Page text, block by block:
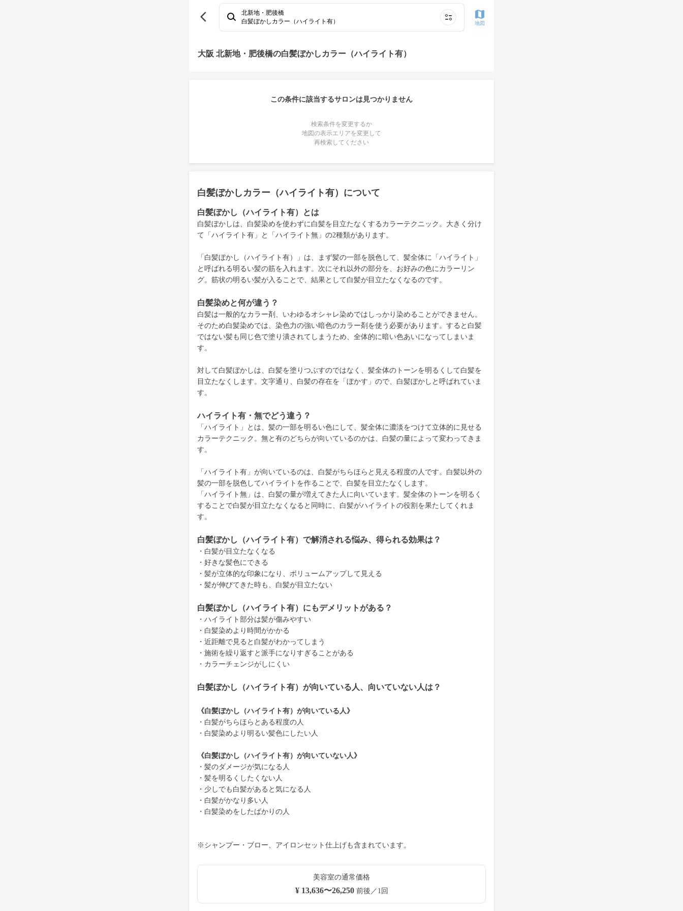
北新地・肥後橋
白髪ぼかしカラー（ハイライト有）
地図
大阪 北新地・肥後橋の白髪ぼかしカラー（ハイライト有）
この条件に該当するサロンは見つかりません
検索条件を変更するか
地図の表示エリアを変更して
再検索してください
白髪ぼかしカラー（ハイライト有）について
白髪ぼかし（ハイライト有）とは
白髪ぼかしは、白髪染めを使わずに白髪を目立たなくするカラーテクニック。大きく分け
て「ハイライト有」と「ハイライト無」の2種類があります。
「白髪ぼかし（ハイライト有）」は、まず髪の一部を脱色して、髪全体に「ハイライト」
と呼ばれる明るい髪の筋を入れます。次にそれ以外の部分を、お好みの色にカラーリン
グ。筋状の明るい髪が入ることで、結果として白髪が目立たなくなるのです。
白髪染めと何が違う？
白髪は一般的なカラー剤、いわゆるオシャレ染めではしっかり染めることができません。
そのため白髪染めでは、染色力の強い暗色のカラー剤を使う必要があります。すると白髪
ではない髪も同じ色で塗り潰されてしまうため、全体的に暗い色あいになってしまいま
す。
対して白髪ぼかしは、白髪を塗りつぶすのではなく、髪全体のトーンを明るくして白髪を
目立たなくします。文字通り、白髪の存在を「ぼかす」ので、白髪ぼかしと呼ばれていま
す。
ハイライト有・無でどう違う？
「ハイライト」とは、髪の一部を明るい色にして、髪全体に濃淡をつけて立体的に見せる
カラーテクニック。無と有のどちらが向いているのかは、白髪の量によって変わってきま
す。
「ハイライト有」が向いているのは、白髪がちらほらと見える程度の人です。白髪以外の
髪の一部を脱色してハイライトを作ることで、白髪を目立たなくします。
「ハイライト無」は、白髪の量が増えてきた人に向いています。髪全体のトーンを明るく
することで白髪が目立たなくなると同時に、白髪がハイライトの役割を果たしてくれま
す。
白髪ぼかし（ハイライト有）で解消される悩み、得られる効果は？
・白髪が目立たなくなる
・好きな髪色にできる
・髪が立体的な印象になり、ボリュームアップして見える
・髪が伸びてきた時も、白髪が目立たない
白髪ぼかし（ハイライト有）にもデメリットがある？
・ハイライト部分は髪が傷みやすい
・白髪染めより時間がかかる
・近距離で見ると白髪がわかってしまう
・施術を繰り返すと派手になりすぎることがある
・カラーチェンジがしにくい
白髪ぼかし（ハイライト有）が向いている人、向いていない人は？
《白髪ぼかし（ハイライト有）が向いている人》
・白髪がちらほらとある程度の人
・白髪染めより明るい髪色にしたい人
《白髪ぼかし（ハイライト有）が向いていない人》
・髪のダメージが気になる人
・髪を明るくしたくない人
・少しでも白髪があると気になる人
・白髪がかなり多い人
・白髪染めをしたばかりの人
※シャンプー・ブロー、アイロンセット仕上げも含まれています。
美容室の通常価格
¥ 13,636〜26,250前後／1回